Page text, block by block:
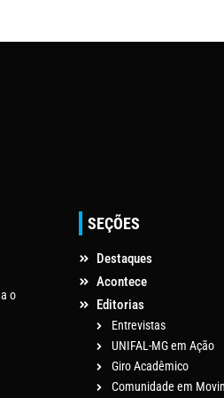
o
SEÇÕES
Destaques
Acontece
Editorias
Entrevistas
UNIFAL-MG em Ação
Giro Acadêmico
Comunidade em